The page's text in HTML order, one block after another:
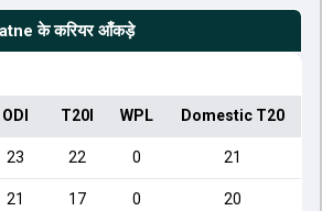
के करियर आँकड़े
ODI T20I WPL Domestic T20
23 22 0 21
21 17 0 20